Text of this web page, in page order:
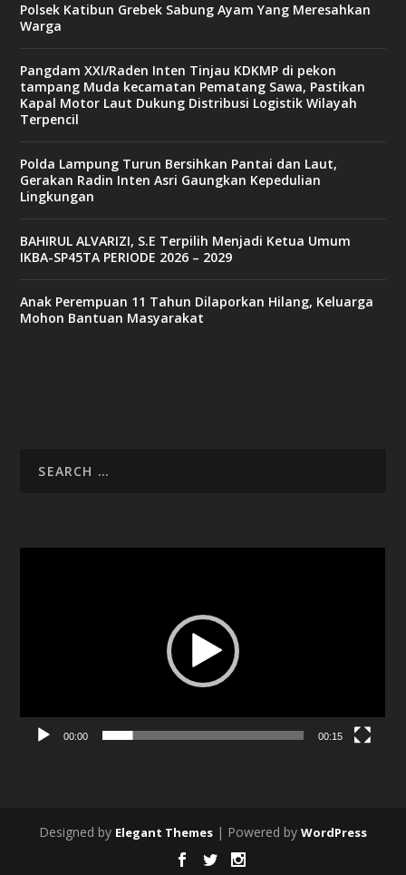
Polsek Katibun Grebek Sabung Ayam Yang Meresahkan
Warga
Pangdam XXI/Raden Inten Tinjau KDKMP di pekon
tampang Muda kecamatan Pematang Sawa, Pastikan
Kapal Motor Laut Dukung Distribusi Logistik Wilayah
Terpencil
Polda Lampung Turun Bersihkan Pantai dan Laut,
Gerakan Radin Inten Asri Gaungkan Kepedulian
Lingkungan
BAHIRUL ALVARIZI, S.E Terpilih Menjadi Ketua Umum
IKBA-SP45TA PERIODE 2026 – 2029
Anak Perempuan 11 Tahun Dilaporkan Hilang, Keluarga
Mohon Bantuan Masyarakat
00:00 00:15
Designed by Elegant Themes | Powered by WordPress